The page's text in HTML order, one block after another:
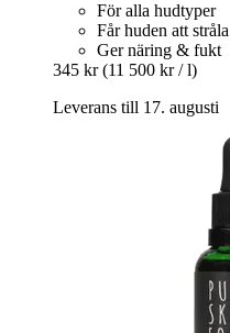
För alla hudtyper
Får huden att stråla
Ger näring & fukt
345 kr (11 500 kr / l)
Leverans till 17. augusti